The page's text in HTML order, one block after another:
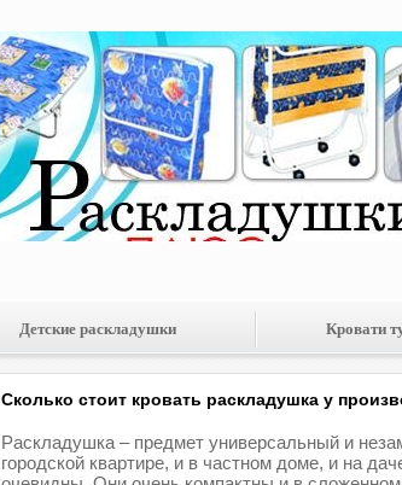
Детские раскладушки Кровати
Сколько стоит кровать раскладушка у
Раскладушка – предмет универсальный и
городской квартире, и в частном доме, и на